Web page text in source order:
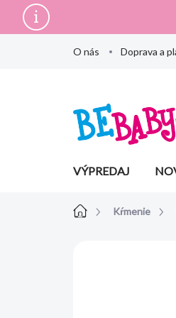
obsah
O nás Doprava a
VÝPREDAJ
DomovKŕmenie